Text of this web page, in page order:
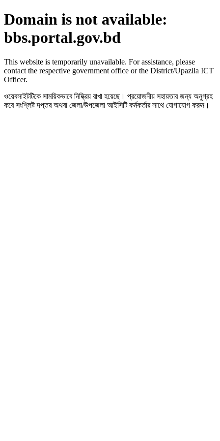
Domain is not available:
bbs.portal.gov.bd
This website is temporarily unavailable. For assistance, please
contact the respective government office or the District/Upazila ICT
Officer.
ওয়েবসাইটটিকে সাময়িকভাবে নিষ্ক্রিয় রাখা হয়েছে। প্রয়োজনীয় সহায়তার জন্য অনুগ্রহ
করে সংশ্লিষ্ট দপ্তর অথবা জেলা/উপজেলা আইসিটি কর্মকর্তার সাথে যোগাযোগ করুন।